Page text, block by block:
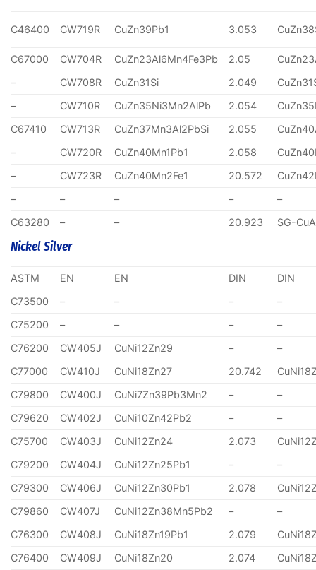
C46400 CW719R CuZn39Pb1 3.053
C67000 CW704R CuZn23Al6Mn4Fe3Pb 2.05
–
CW708R CuZn31Si 2.049
–
CW710R CuZn35Ni3Mn2AlPb 2.054
C67410
CW713R CuZn37Mn3Al2PbSi 2.055
–
CW720R CuZn40Mn1Pb1 2.058
–
CW723R CuZn40Mn2Fe1 20.572
–
– – –
–
C63280
– – 20.923 SG-
Nickel Silver
ASTM EN EN DIN
DIN
C73500
– – –
–
C75200
– – –
–
C76200
CW405J CuNi12Zn29 –
–
C77000
CW410J CuNi18Zn27 20.742
C79800
CW400J CuNi7Zn39Pb3Mn2 –
–
C79620
CW402J CuNi10Zn42Pb2 –
–
C75700
CW403J CuNi12Zn24 2.073
C79200
CW404J CuNi12Zn25Pb1 –
–
C79300
CW406J CuNi12Zn30Pb1 2.078
C79860
CW407J CuNi12Zn38Mn5Pb2 –
–
C76300
CW408J CuNi18Zn19Pb1 2.079
C76400
CW409J CuNi18Zn20 2.074